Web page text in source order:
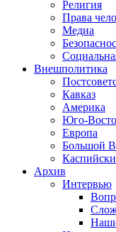
Религия
Права
Медиа
Внешполитика
Кавказ
Америка
Юго-
Европа
Большой
Архив
Интервью